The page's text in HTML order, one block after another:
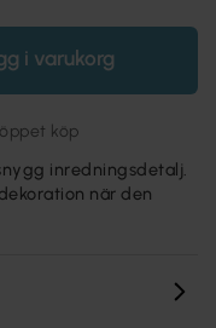
i varukorg
köp
inredningsdetalj.
när den